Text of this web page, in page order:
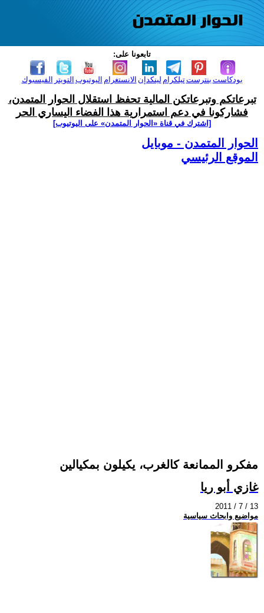
تابعونا على:
الفيسبوك التويتر اليوتيوب الانستغرام لينكدإن تيلكرامبنترست بودكاست
تبرعاتكم وتبرعاتكن المالية تحفظ استقلال الحوار المتمدن،
فشاركونا في دعم استمرارية هذا الفضاء اليساري الحر
[اشترك في قناة ‫«الحوار المتمدن» على اليوتيوب]
الحوار المتمدن - موبايل
الموقع الرئيسي
مفكرو الممانعة كالغرب، يكيلون بمكيالين
غازي أبو ريا
2011 / 7 / 13
مواضيع وابحاث سياسية